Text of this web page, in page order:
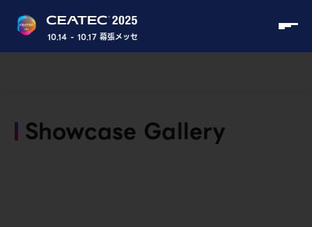
10.14 - 10.17 幕張メッセ
Showcase Gallery